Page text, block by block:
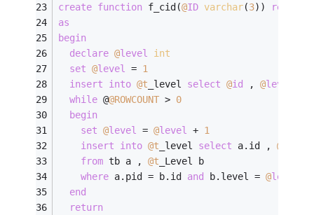
create function f_cid(@ID varchar(3))
returns
as
begin
declare @level
int
set @level = 1
insert
into @t _level select @id , @level
while @@ROWCOUNT > 0
begin
set @level = @level + 1
insert
into @t _level select a.id , @
from tb a , @t _Level b
where a.pid = b.id and b.level = @level
end
return